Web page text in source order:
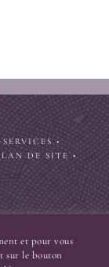
SERVICES •
DE SITE•
droits réservés. •
et pour vous
sur le bouton